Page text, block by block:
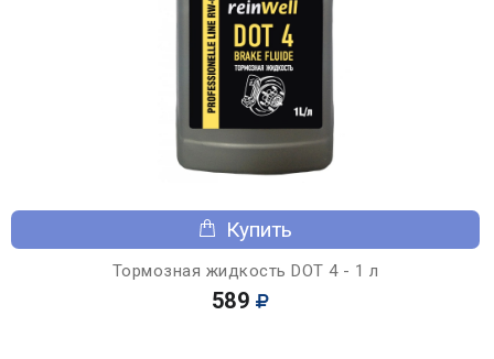
Купить
Тормозная жидкость DOT 4 - 1 л
589